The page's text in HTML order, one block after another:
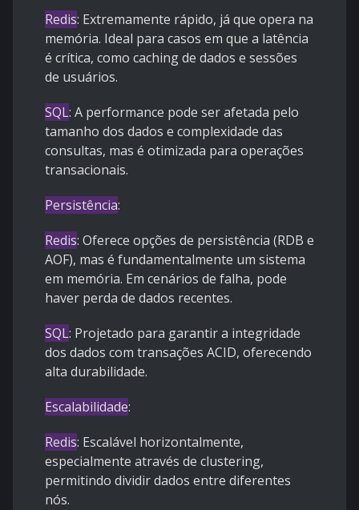
Redis: Extremamente rápido, já que opera na
memória. Ideal para casos em que a latência
é crítica, como caching de dados e sessões
de usuários.
SQL: A performance pode ser afetada pelo
tamanho dos dados e complexidade das
consultas, mas é otimizada para operações
transacionais.
Persistência:
Redis: Oferece opções de persistência (RDB e
AOF), mas é fundamentalmente um sistema
em memória. Em cenários de falha, pode
haver perda de dados recentes.
SQL: Projetado para garantir a integridade
dos dados com transações ACID, oferecendo
alta durabilidade.
Escalabilidade:
Redis: Escalável horizontalmente,
especialmente através de clustering,
permitindo dividir dados entre diferentes
nós.